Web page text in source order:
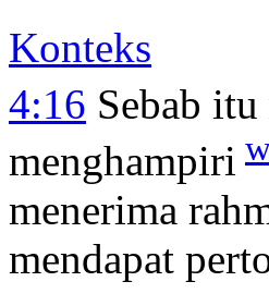
Konteks
4:16 Sebab
menghampiri
menerima
mendapat